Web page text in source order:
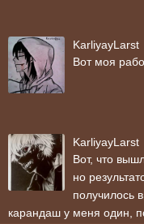
KarliyayLarst
Вот моя
KarliyayLarst
Вот, что
но
получилось
карандаш у меня один,